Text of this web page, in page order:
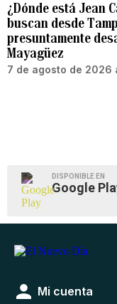
¿Dónde está Jean
buscan desde
presuntamente
Mayagüez
7 de agosto de 2026
DISPONIBLE EN
Google
Mi cuenta